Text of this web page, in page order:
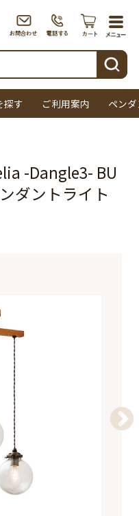
検索
探す ご利用案内 ペン
-Dangle3- BU
ダントライト